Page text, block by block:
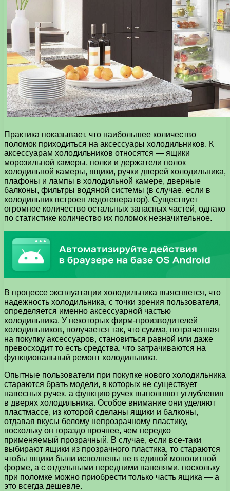
Практика показывает, что наибольшее количество
поломок приходиться на аксессуары холодильников. К
аксессуарам холодильников относятся — ящики
морозильной камеры, полки и держатели полок
холодильной камеры, ящики, ручки дверей холодильника,
плафоны и лампы в холодильной камере, дверные
балконы, фильтры водяной системы (в случае, если в
холодильник встроен ледогенератор). Существует
огромное количество остальных запасных частей, однако
по статистике количество их поломок незначительное.
В процессе эксплуатации холодильника выясняется, что
надежность холодильника, с точки зрения пользователя,
определяется именно аксессуарной частью
холодильника. У некоторых фирм-производителей
холодильников, получается так, что сумма, потраченная
на покупку аксессуаров, становиться равной или даже
превосходит то есть средства, что затрачиваются на
функциональный ремонт холодильника.
Опытные пользователи при покупке нового холодильника
стараются брать модели, в которых не существует
навесных ручек, а функцию ручек выполняют углубления
в дверях холодильника. Особое внимание они уделяют
пластмассе, из которой сделаны ящики и балконы,
отдавая вкусы белому непрозрачному пластику,
поскольку он гораздо прочнее, чем нередко
применяемый прозрачный. В случае, если все-таки
выбирают ящики из прозрачного пластика, то стараются
чтобы ящики были исполнены не в единой монолитной
форме, а с отдельными передними панелями, поскольку
при поломке можно приобрести только часть ящика — а
это всегда дешевле.